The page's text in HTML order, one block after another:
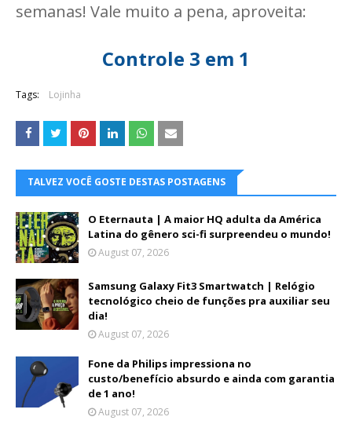
semanas! Vale muito a pena, aproveita:
Controle 3 em 1
Tags: Lojinha
TALVEZ VOCÊ GOSTE DESTAS POSTAGENS
O Eternauta | A maior HQ adulta da América
Latina do gênero sci-fi surpreendeu o mundo!
August 07, 2026
Samsung Galaxy Fit3 Smartwatch | Relógio
tecnológico cheio de funções pra auxiliar seu
dia!
August 07, 2026
Fone da Philips impressiona no
custo/benefício absurdo e ainda com garantia
de 1 ano!
August 07, 2026